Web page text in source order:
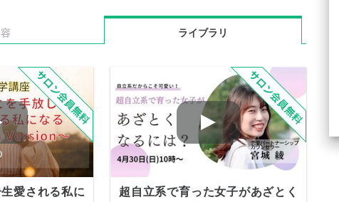
ライブラリ
愛される私に
超自立系で育った女子があざとく